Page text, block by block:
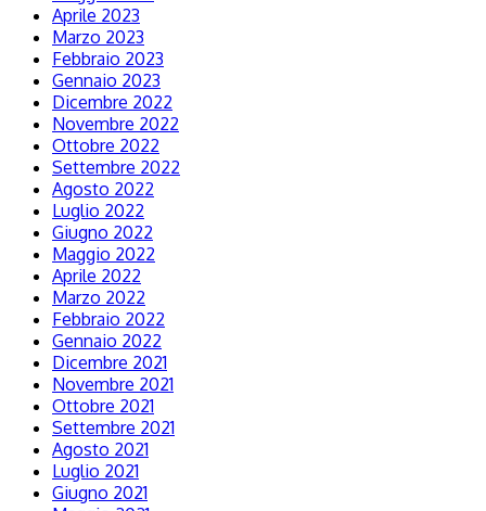
Aprile 2023
Marzo 2023
Febbraio 2023
Gennaio 2023
Dicembre 2022
Novembre 2022
Ottobre 2022
Settembre 2022
Agosto 2022
Luglio 2022
Giugno 2022
Maggio 2022
Aprile 2022
Marzo 2022
Febbraio 2022
Gennaio 2022
Dicembre 2021
Novembre 2021
Ottobre 2021
Settembre 2021
Agosto 2021
Luglio 2021
Giugno 2021